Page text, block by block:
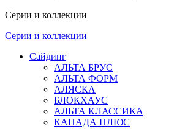
Серии и коллекции
Серии и коллекции
Сайдинг
АЛЬТА БРУС
АЛЬТА ФОРМ
АЛЯСКА
БЛОКХАУС
АЛЬТА КЛАССИКА
КАНАДА ПЛЮС